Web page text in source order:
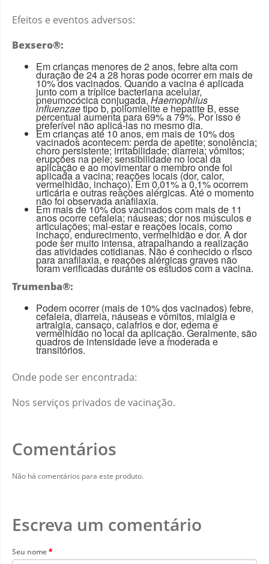
Efeitos e eventos adversos:
Bexsero®:
Em crianças menores de 2 anos, febre alta com
duração de 24 a 28 horas pode ocorrer em mais de
10% dos vacinados. Quando a vacina é aplicada
junto com a tríplice bacteriana acelular,
pneumocócica conjugada,Haemophilus
influenzaetipo b, poliomielite e hepatite B, esse
percentual aumenta para 69% a 79%. Por isso é
preferível não aplicá-las no mesmo dia.
Em crianças até 10 anos, em mais de 10% dos
vacinados acontecem: perda de apetite; sonolência;
choro persistente; irritabilidade; diarreia; vômitos;
erupções na pele; sensibilidade no local da
aplicação e ao movimentar o membro onde foi
aplicada a vacina; reações locais (dor, calor,
vermelhidão, inchaço). Em 0,01% a 0,1% ocorrem
urticária e outras reações alérgicas. Até o momento
não foi observada anafilaxia.
Em mais de 10% dos vacinados com mais de 11
anos ocorre cefaleia; náuseas; dor nos músculos e
articulações; mal-estar e reações locais, como
inchaço, endurecimento, vermelhidão e dor. A dor
pode ser muito intensa, atrapalhando a realização
das atividades cotidianas. Não é conhecido o risco
para anafilaxia, e reações alérgicas graves não
foram verificadas durante os estudos com a vacina.
Trumenba®:
Podem ocorrer (mais de 10% dos vacinados) febre,
cefaleia, diarreia, náuseas e vômitos, mialgia e
artralgia, cansaço, calafrios e dor, edema e
vermelhidão no local da aplicação. Geralmente, são
quadros de intensidade leve a moderada e
transitórios.
Onde pode ser encontrada:
Nos serviços privados de vacinação.
Comentários
Não há comentários para este produto.
Escreva um comentário
Seu nome